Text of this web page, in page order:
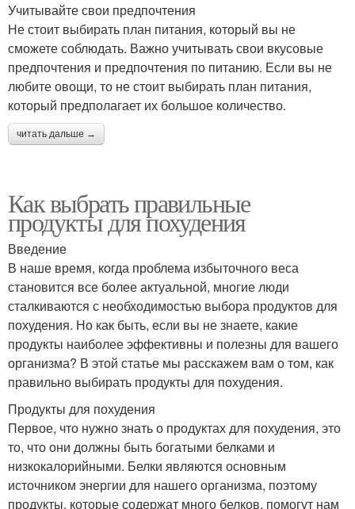
Учитывайте свои предпочтения
Не стоит выбирать план питания, который вы не
сможете соблюдать. Важно учитывать свои вкусовые
предпочтения и предпочтения по питанию. Если вы не
любите овощи, то не стоит выбирать план питания,
который предполагает их большое количество.
читать дальше →
Как выбрать правильные
продукты для похудения
Введение
В наше время, когда проблема избыточного веса
становится все более актуальной, многие люди
сталкиваются с необходимостью выбора продуктов для
похудения. Но как быть, если вы не знаете, какие
продукты наиболее эффективны и полезны для вашего
организма? В этой статье мы расскажем вам о том, как
правильно выбирать продукты для похудения.
Продукты для похудения
Первое, что нужно знать о продуктах для похудения, это
то, что они должны быть богатыми белками и
низкокалорийными. Белки являются основным
источником энергии для нашего организма, поэтому
продукты, которые содержат много белков, помогут нам